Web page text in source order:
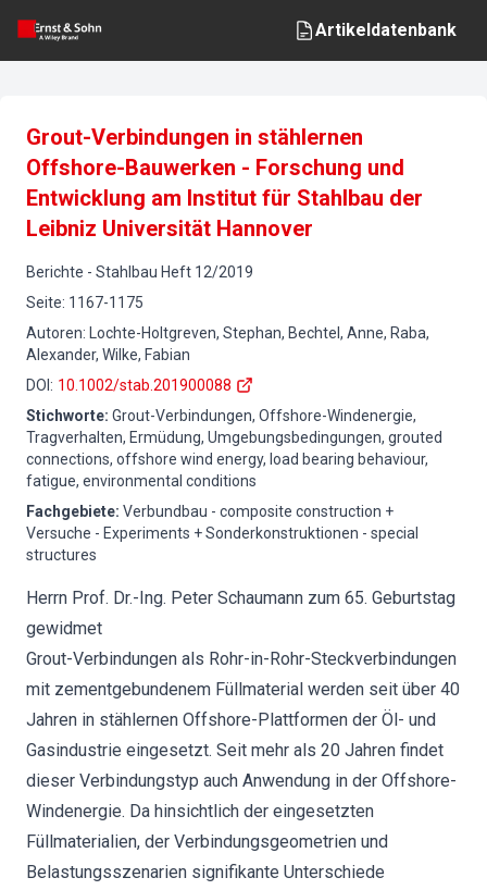
Artikeldatenbank
Grout-Verbindungen in stählernen
Offshore-Bauwerken - Forschung und
Entwicklung am Institut für Stahlbau der
Leibniz Universität Hannover
Berichte - Stahlbau Heft 12/2019
Seite: 1167-1175
Autoren:
Lochte-Holtgreven, Stephan, Bechtel, Anne, Raba,
Alexander, Wilke, Fabian
DOI : 10.1002/stab.201900088
Stichworte: Grout-Verbindungen, Offshore-Windenergie,
Tragverhalten, Ermüdung, Umgebungsbedingungen, grouted
connections, offshore wind energy, load bearing behaviour,
fatigue, environmental conditions
Fachgebiete: Verbundbau - composite construction +
Versuche - Experiments + Sonderkonstruktionen - special
structures
Herrn Prof. Dr.-Ing. Peter Schaumann zum 65. Geburtstag
gewidmet
Grout-Verbindungen als Rohr-in-Rohr-Steckverbindungen
mit zementgebundenem Füllmaterial werden seit über 40
Jahren in stählernen Offshore-Plattformen der Öl- und
Gasindustrie eingesetzt. Seit mehr als 20 Jahren findet
dieser Verbindungstyp auch Anwendung in der Offshore-
Windenergie. Da hinsichtlich der eingesetzten
Füllmaterialien, der Verbindungsgeometrien und
Belastungsszenarien signifikante Unterschiede